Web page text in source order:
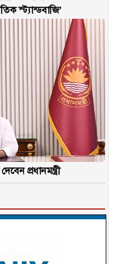
স্ট্যান্ডবাজি’
প্রধানমন্ত্রী